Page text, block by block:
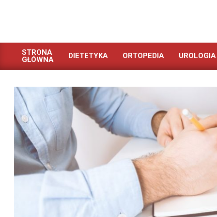
Primary
Menu
STRONA
GŁÓWNA
DIETETYKA ORTOPEDIA UROLOGIA